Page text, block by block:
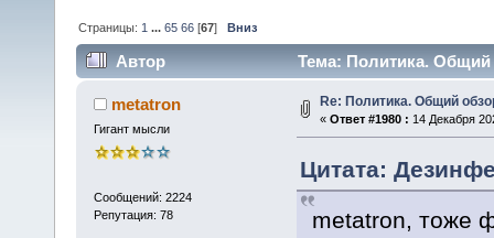
Страницы: 1 ...65 66 [67]Вниз
Автор Тема: Политика. Общий
metatron
Гигант мысли
Сообщений: 2224
Репутация: 78
Re: Политика. Общий
« Ответ #1980 : 14 Декабря
Цитата:
metatron, тоже